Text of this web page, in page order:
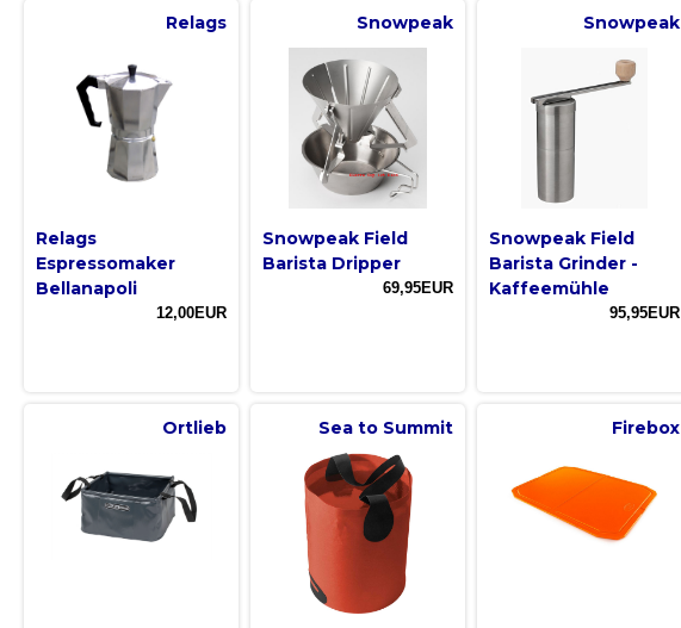
Relags
Relags
Espressomaker
Bellanapoli
12,00EUR
Snowpeak
Snowpeak Field
Barista Dripper
69,95EUR
Snowpeak
Snowpeak Field
Barista Grinder -
Kaffeemühle
95,95EUR
Ortlieb Sea to Summit Firebox